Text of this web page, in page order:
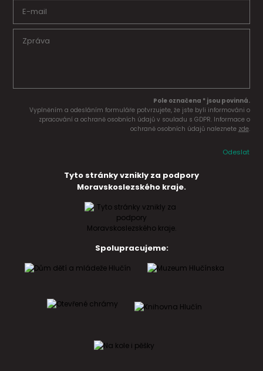
Pole označena * jsou povinná.
Vyplněním a odesláním formuláře potvrzujete, že jste byli informováni o
zpracování a ochraně osobních údajů v souladu s GDPR. Informace o
ochraně osobních údajů naleznete zde.
Odeslat
Tyto stránky vznikly za podpory
Moravskoslezského kraje.
Spolupracujeme: